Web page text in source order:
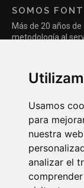
Usamos
para
nuestra
analizar el
SOMOS
Más de 20 años
metodología al
Nuevas oficinas:
Avd. Leganés, 56
28923 - Alcorcón,
ABRIR MAPA